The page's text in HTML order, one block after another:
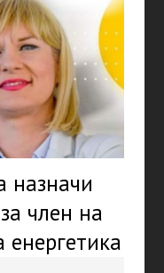
назначи
член на
енергетика